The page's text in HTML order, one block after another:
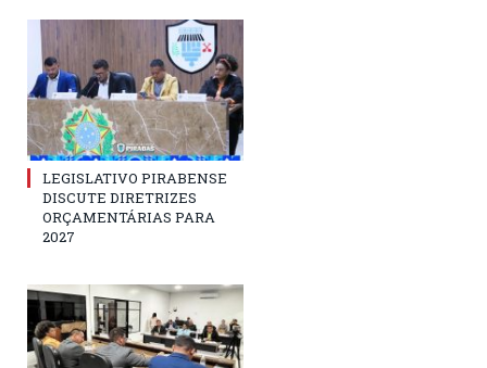
LEGISLATIVO PIRABENSE
DISCUTE DIRETRIZES
ORÇAMENTÁRIAS PARA
2027